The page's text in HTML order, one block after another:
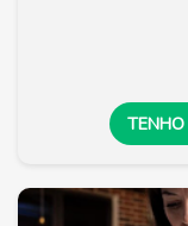
TENHO